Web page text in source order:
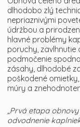
dlhodobo zlý
nepriaznivými
údržbou a
hlavné problémy
poruchy, zavlhnutie
podmočenie
zásahy, dlhodobé
poškodené
múry a
„Prvá etapa
odvodnenie